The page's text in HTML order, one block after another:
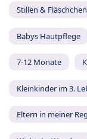
Stillen & Fläschchen
Babys Hautpflege
7-12 Monate
Kleinkinder im 3.
Eltern in meiner